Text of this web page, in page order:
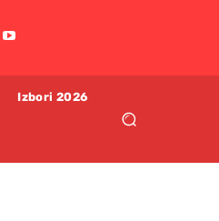
Izbori 2026